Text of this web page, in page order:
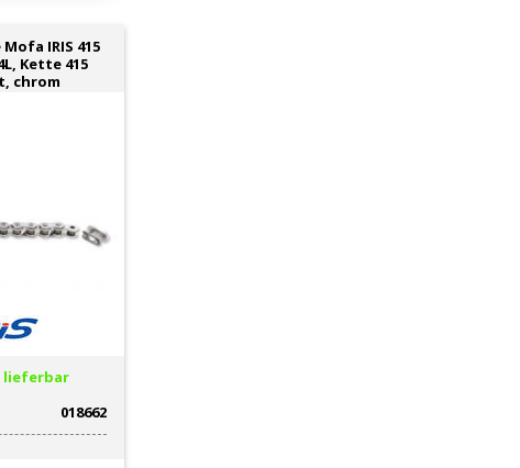
IRIS 415
Kette 415
chrom
018662